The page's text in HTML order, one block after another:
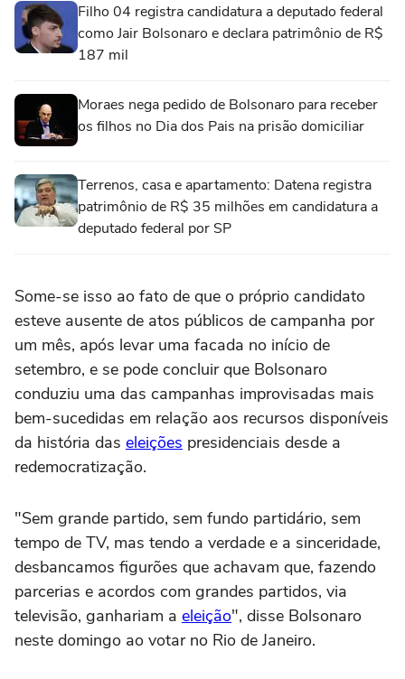
Filho 04 registra candidatura a deputado federal
como Jair Bolsonaro e declara patrimônio de R$
187 mil
Moraes nega pedido de Bolsonaro para receber
os filhos no Dia dos Pais na prisão domiciliar
Terrenos, casa e apartamento: Datena registra
patrimônio de R$ 35 milhões em candidatura a
deputado federal por SP
Some-se isso ao fato de que o próprio candidato
esteve ausente de atos públicos de campanha por
um mês, após levar uma facada no início de
setembro, e se pode concluir que Bolsonaro
conduziu uma das campanhas improvisadas mais
bem-sucedidas em relação aos recursos disponíveis
da história das eleições presidenciais desde a
redemocratização.
"Sem grande partido, sem fundo partidário, sem
tempo de TV, mas tendo a verdade e a sinceridade,
desbancamos figurões que achavam que, fazendo
parcerias e acordos com grandes partidos, via
televisão, ganhariam a eleição", disse Bolsonaro
neste domingo ao votar no Rio de Janeiro.